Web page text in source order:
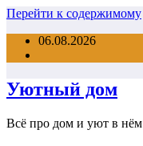
Перейти к содержимому
06.08.2026
Уютный дом
Всё про дом и уют в нём